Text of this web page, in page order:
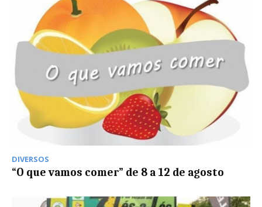
DIVERSOS
“O que vamos comer” de 8 a 12 de agosto